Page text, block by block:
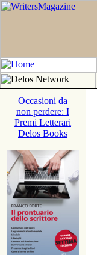
Occasioni da
non perdere: I
Premi Letterari
Delos Books